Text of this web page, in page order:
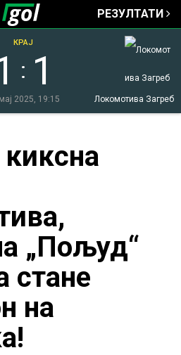
to navigation
РЕЗУЛТАТИ
Локомотива Загреб
: 1
КРАЈ
2025, 19:15
„Пољуд“
стане
на